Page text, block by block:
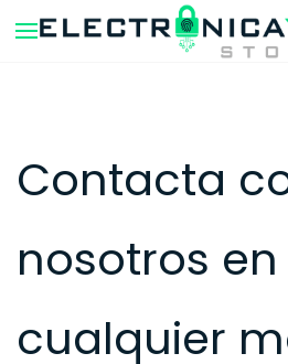
Skip to
main
Contacta
nosotros en
cualquier